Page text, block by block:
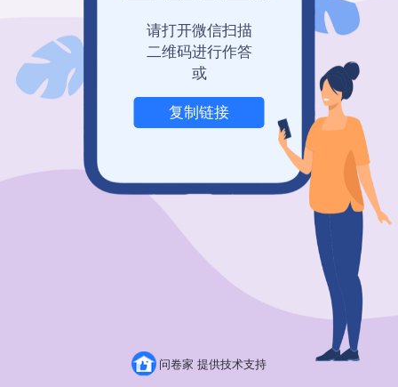
粤ICP备19150304号
举报
请打开微信扫描
二维码进行作答
或
复制链接
问卷家 提供技术支持